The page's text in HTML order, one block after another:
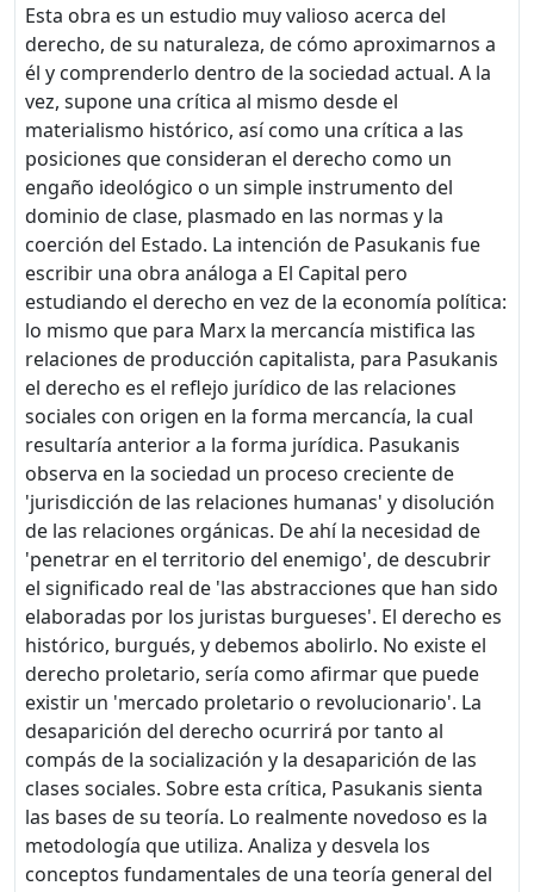
Esta obra es un estudio muy valioso acerca del
derecho, de su naturaleza, de cómo aproximarnos a
él y comprenderlo dentro de la sociedad actual. A la
vez, supone una crítica al mismo desde el
materialismo histórico, así como una crítica a las
posiciones que consideran el derecho como un
engaño ideológico o un simple instrumento del
dominio de clase, plasmado en las normas y la
coerción del Estado. La intención de Pasukanis fue
escribir una obra análoga a El Capital pero
estudiando el derecho en vez de la economía política:
lo mismo que para Marx la mercancía mistifica las
relaciones de producción capitalista, para Pasukanis
el derecho es el reflejo jurídico de las relaciones
sociales con origen en la forma mercancía, la cual
resultaría anterior a la forma jurídica. Pasukanis
observa en la sociedad un proceso creciente de
'jurisdicción de las relaciones humanas' y disolución
de las relaciones orgánicas. De ahí la necesidad de
'penetrar en el territorio del enemigo', de descubrir
el significado real de 'las abstracciones que han sido
elaboradas por los juristas burgueses'. El derecho es
histórico, burgués, y debemos abolirlo. No existe el
derecho proletario, sería como afirmar que puede
existir un 'mercado proletario o revolucionario'. La
desaparición del derecho ocurrirá por tanto al
compás de la socialización y la desaparición de las
clases sociales. Sobre esta crítica, Pasukanis sienta
las bases de su teoría. Lo realmente novedoso es la
metodología que utiliza. Analiza y desvela los
conceptos fundamentales de una teoría general del